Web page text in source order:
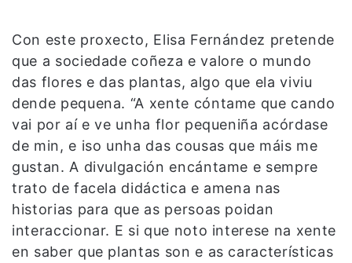
Con este proxecto, Elisa Fernández pretende
que a sociedade coñeza e valore o mundo
das flores e das plantas, algo que ela viviu
dende pequena. “A xente cóntame que cando
vai por aí e ve unha flor pequeniña acórdase
de min, e iso unha das cousas que máis me
gustan. A divulgación encántame e sempre
trato de facela didáctica e amena nas
historias para que as persoas poidan
interaccionar. E si que noto interese na xente
en saber que plantas son e as características